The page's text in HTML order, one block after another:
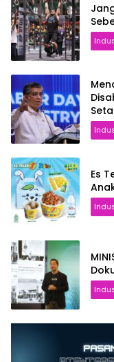
Es